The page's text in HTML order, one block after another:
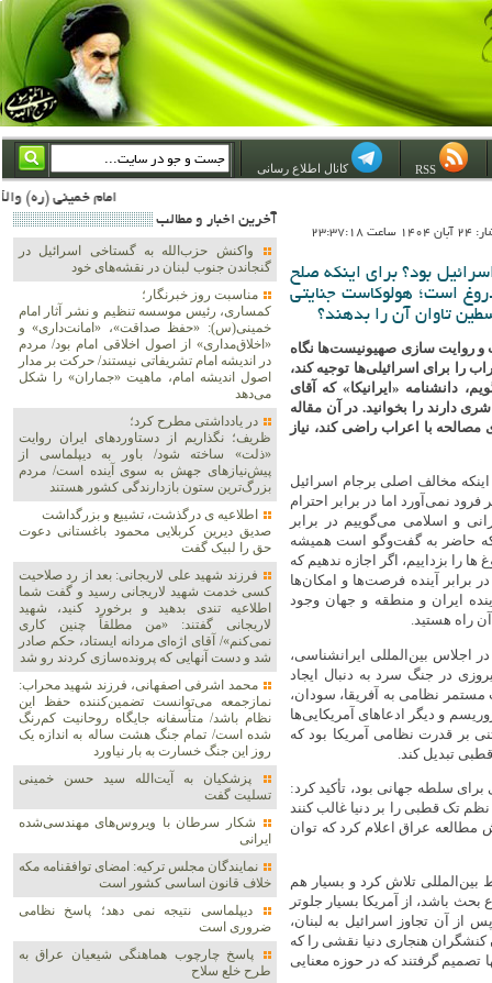
کانال اطلاع رسانی
امام خمینی (ره) والله اسلام تمامش سیاست است؛ ***** امام شهید: به گفتار امام و کردار امام اهتمام بورزید ***** امام خمینی(ره): ان شاء الله ما اندوه دلمان را در وقت مناسب با انتقام از امریکا و
23:37:18
بود؟ برای اینکه صلح
است‌؛ هولوکاست جنایتی
تاوان آن را بدهند؟
و روایت سازی صهیونیست‌ها نگاه
را برای اسرائیلی‌ها توجیه کند،
دانشنامه «ایرانیکا» که آقای
دارند را بخوانید. در آن مقاله
مصالحه با اعراب راضی کند، نیاز
اینکه مخالف اصلی برجام اسرائیل
نمی‌آورد اما در برابر احترام
و اسلامی می‌گوییم در برابر
که حاضر به گفت‌وگو است همیشه
را بزداییم، اگر اجازه ندهیم که
برابر آینده فرصت‌ها و امکان‌ها
ایران و منطقه و جهان وجود
راه هستید.
بین‌المللی ایرانشناسی،
در جنگ سرد به دنبال ایجاد
نظامی به آفریقا، سودان،
و دیگر ادعاهای آمریکایی‌ها
بر قدرت نظامی آمریکا بود که
تبدیل کند.
برای‌ سلطه جهانی بود، تأکید کرد:
تک قطبی را بر دنیا غالب کنند
مطالعه عراق اعلام کرد که توان
بین‌المللی تلاش کرد و بسیار هم
باشد، از آمریکا بسیار جلوتر
آن تجاوز اسرائیل به لبنان،
کنشگران هنجاری دنیا نقشی را که
تصمیم گرفتند که در حوزه معنایی
آخرين اخبار و مطالب
واکنش حزب‌الله به گستاخی اسرائیل در
گنجاندن جنوب لبنان در نقشه‌های خود
مناسبت روز خبرنگار؛
کمساری، رئیس موسسه تنظیم و نشر آثار امام
خمینی(س): «حفظ صداقت»، «امانت‌داری» و
«اخلاق‌مداری» از اصول اخلاقی امام بود/ مردم
در اندیشه امام تشریفاتی نیستند/ حرکت بر مدار
اصول اندیشه امام، ماهیت «جماران» را شکل
می‌دهد
در یادداشتی مطرح کرد؛
ظریف؛ نگذاریم از دستاوردهای ایران روایت
«ذلت» ساخته شود/ باور به دیپلماسی از
پیش‌نیازهای جهش به سوی آینده است/ مردم
بزرگ‌ترین ستون بازدارندگی کشور هستند
اطلاعیه ی درگذشت، تشییع و بزرگداشت
صدیق دیرین کربلایی محمود باغستانی دعوت
حق را لبیک گفت
فرزند شهید علی لاریجانی: بعد از رد صلاحیت
کسی خدمت شهید لاریجانی رسید و گفت شما
اطلاعیه‌ تندی بدهید و برخورد کنید، شهید
لاریجانی گفتند: «من مطلقاً چنین کاری
نمی‌کنم»/ آقای اژه‌ای مردانه ایستاد، حکم صادر
شد و دست آنهایی که پرونده‌سازی کردند رو شد
محمد اشرفی اصفهانی، فرزند شهید محراب:
نمازجمعه می‌توانست تضمین‌کننده حفظ این
نظام باشد/ متأسفانه جایگاه روحانیت کم‌رنگ
شده است/ تمام جنگ هشت ساله به اندازه یک
روز این جنگ خسارت به بار نیاورد
پزشکیان به آیت‌الله سید حسن خمینی
تسلیت گفت
شکار سرطان با ویروس‌های مهندسی‌شده
ایرانی
نمایندگان مجلس ترکیه: امضای توافقنامه مکه
خلاف قانون اساسی کشور است
دیپلماسی نتیجه‌ نمی دهد؛ پاسخ نظامی
ضروری است
پاسخ چارچوب هماهنگی شیعیان عراق به
طرح خلع سلاح